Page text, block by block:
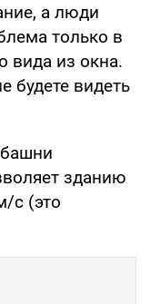
а люди
только в
вида из окна.
будете видеть
зданию
с (это